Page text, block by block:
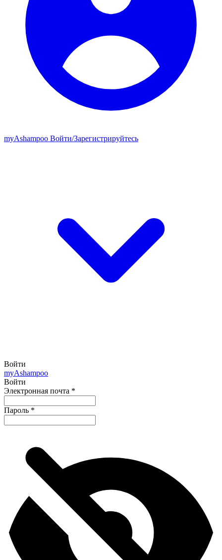
myAshampoo Войти/Зарегистрируйтесь
Войти
myAshampoo
Войти
Электронная почта *
Пароль *